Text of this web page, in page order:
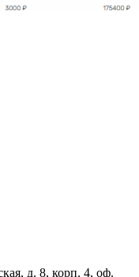
д. 8, корп. 4, оф.